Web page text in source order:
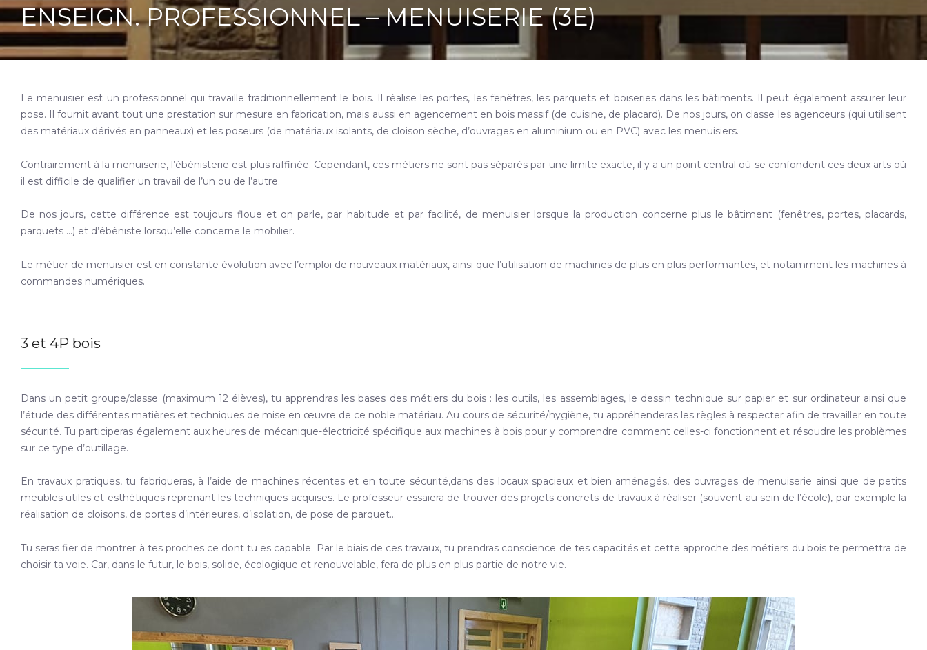
ENSEIGN. PROFESSIONNEL – MENUISERIE (3E)
Le menuisier est un professionnel qui travaille traditionnellement le bois. Il réalise les portes, les fenêtres, les parquets et boiseries dans les bâtiments. Il peut également assurer leur
pose. Il fournit avant tout une prestation sur mesure en fabrication, mais aussi en agencement en bois massif (de cuisine, de placard). De nos jours, on classe les agenceurs (qui utilisent
des matériaux dérivés en panneaux) et les poseurs (de matériaux isolants, de cloison sèche, d’ouvrages en aluminium ou en PVC) avec les menuisiers.
Contrairement à la menuiserie, l’ébénisterie est plus raffinée. Cependant, ces métiers ne sont pas séparés par une limite exacte, il y a un point central où se confondent ces deux arts où
il est difficile de qualifier un travail de l’un ou de l’autre.
De nos jours, cette différence est toujours floue et on parle, par habitude et par facilité, de menuisier lorsque la production concerne plus le bâtiment (fenêtres, portes, placards,
parquets …) et d’ébéniste lorsqu’elle concerne le mobilier.
Le métier de menuisier est en constante évolution avec l’emploi de nouveaux matériaux, ainsi que l’utilisation de machines de plus en plus performantes, et notamment les machines à
commandes numériques.
3 et 4P bois
Dans un petit groupe/classe (maximum 12 élèves), tu apprendras les bases des métiers du bois : les outils, les assemblages, le dessin technique sur papier et sur ordinateur ainsi que
l’étude des différentes matières et techniques de mise en œuvre de ce noble matériau. Au cours de sécurité/hygiène, tu appréhenderas les règles à respecter afin de travailler en toute
sécurité. Tu participeras également aux heures de mécanique-électricité spécifique aux machines à bois pour y comprendre comment celles-ci fonctionnent et résoudre les problèmes
sur ce type d’outillage.
En travaux pratiques, tu fabriqueras, à l’aide de machines récentes et en toute sécurité,dans des locaux spacieux et bien aménagés, des ouvrages de menuiserie ainsi que de petits
meubles utiles et esthétiques reprenant les techniques acquises. Le professeur essaiera de trouver des projets concrets de travaux à réaliser (souvent au sein de l’école), par exemple la
réalisation de cloisons, de portes d’intérieures, d’isolation, de pose de parquet…
Tu seras fier de montrer à tes proches ce dont tu es capable. Par le biais de ces travaux, tu prendras conscience de tes capacités et cette approche des métiers du bois te permettra de
choisir ta voie. Car, dans le futur, le bois, solide, écologique et renouvelable, fera de plus en plus partie de notre vie.